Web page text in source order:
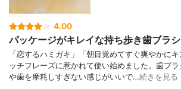
4.00
パッケージがキレイな持ち歩き歯ブラ
「恋するハミガキ」「朝目覚めてすぐ爽やかに
ッチフレーズに惹かれて使い始めました。歯ブ
や歯を摩耗しすぎない感じがいいで…続きを見る